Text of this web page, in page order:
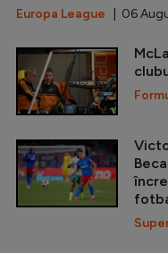
Europa League | 06